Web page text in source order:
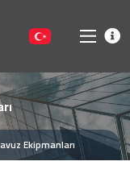
Ekipmanları